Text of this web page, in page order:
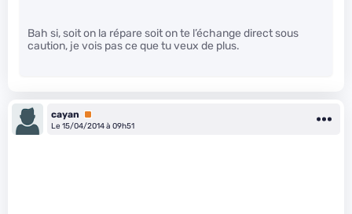
Bah si, soit on la répare soit on te l’échange direct sous
caution, je vois pas ce que tu veux de plus.
cayan
Premium
Le 15/04/2014 à 09h51